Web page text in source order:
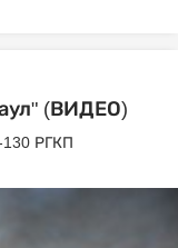
(ВИДЕО)
130 РГКП